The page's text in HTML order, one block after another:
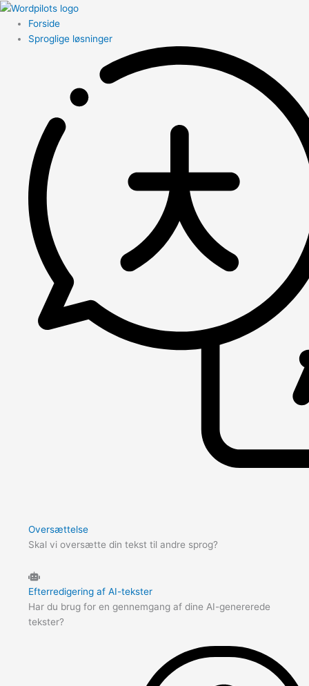
Forside
Sproglige løsninger
Oversættelse
Skal vi oversætte din tekst til andre sprog?
Efterredigering af AI-tekster
Har du brug for en gennemgang af dine AI-genererede
tekster?